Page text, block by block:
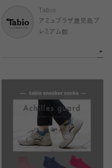
Tabio
アミュプラザ鹿児島プ
レミアム館